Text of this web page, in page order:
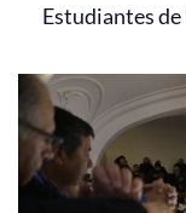
Estudiantes